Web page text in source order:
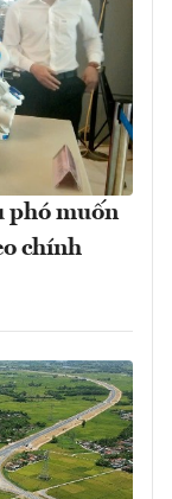
phó muốn
chính